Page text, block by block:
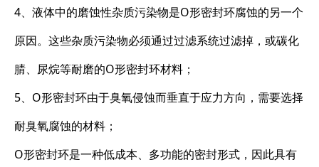
4、液体中的磨蚀性杂质污染物是O形密封环腐蚀的另一个
原因。这些杂质污染物必须通过过滤系统过滤掉，或碳化
腈、尿烷等耐磨的O形密封环材料；
5、O形密封环由于臭氧侵蚀而垂直于应力方向，需要选择
耐臭氧腐蚀的材料；
O形密封环是一种低成本、多功能的密封形式，因此具有